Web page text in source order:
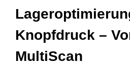
Knopfdruck –
MultiScan